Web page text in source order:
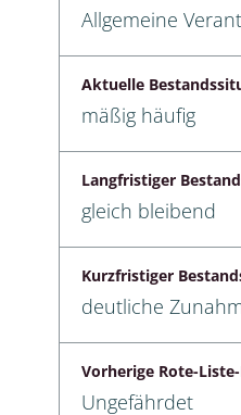
Allgemeine
Aktuelle
mäßig häufig
Langfristiger
gleich bleibend
Kurzfristiger
deutliche
Vorherige Rote-
Ungefährdet